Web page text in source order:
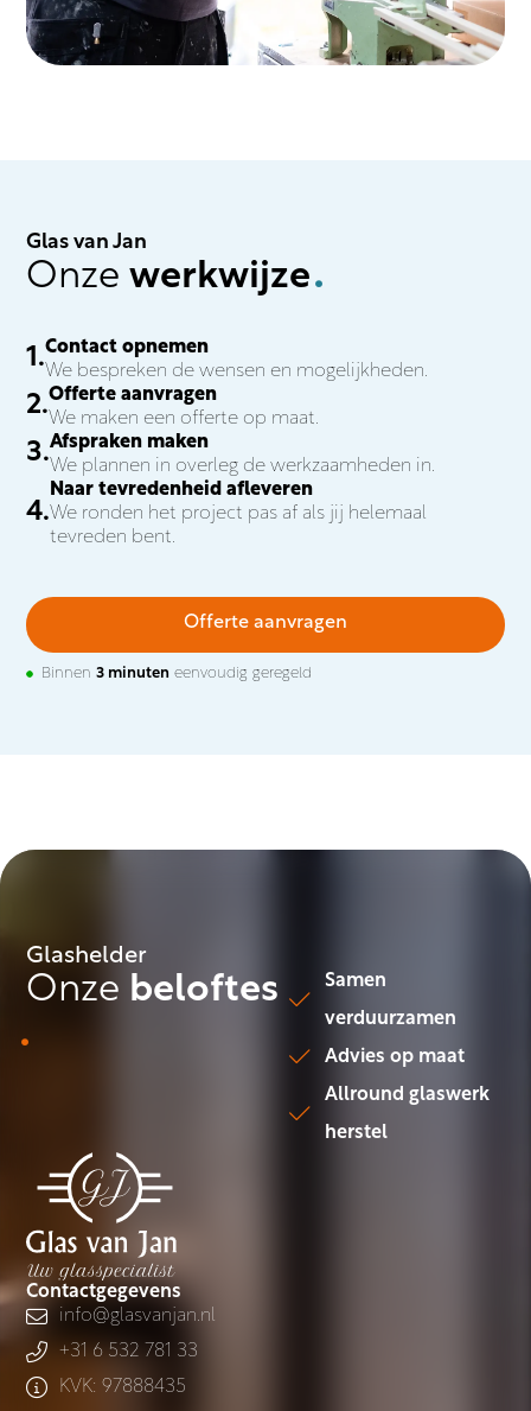
Glas van Jan
Onze werkwijze.
Contact opnemen
We bespreken de wensen en mogelijkheden.
Offerte aanvragen
We maken een offerte op maat.
Afspraken maken
We plannen in overleg de werkzaamheden in.
Naar tevredenheid afleveren
We ronden het project pas af als jij helemaal
tevreden bent.
Offerte aanvragen
Binnen 3 minuten eenvoudig geregeld
Glashelder
Onze beloftes
.
Samen
verduurzamen
Advies op maat
Allround glaswerk
herstel
Contactgegevens
info@glasvanjan.nl
+31 6 532 781 33
KVK: 97888435